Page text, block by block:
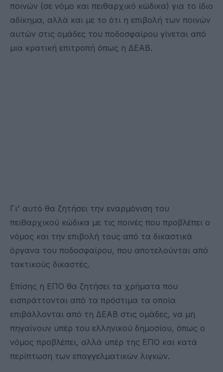
ποινών (σε νόμο και πειθαρχικό κώδικα) για το ίδιο
αδίκημα, αλλά και με το ότι η επιβολή των ποινών
αυτών στις ομάδες του ποδοσφαίρου γίνεται από
μια κρατική επιτροπή όπως η ΔΕΑΒ.
Γι' αυτό θα ζητήσει την εναρμόνιση του
πειθαρχικού κώδικα με τις ποινές που προβλέπει ο
νόμος και την επιβολή τους από τα δικαστικά
όργανα του ποδοσφαίρου, που αποτελούνται από
τακτικούς δικαστές.
Επίσης η ΕΠΟ θα ζητήσει τα χρήματα που
εισπράττονται από τα πρόστιμα τα οποία
επιβάλλονται από τη ΔΕΑΒ στις ομάδες, να μη
πηγαίνουν υπέρ του ελληνικού δημοσίου, όπως ο
νόμος προβλέπει, αλλά υπέρ της ΕΠΟ και κατά
περίπτωση των επαγγελματικών λιγκών.